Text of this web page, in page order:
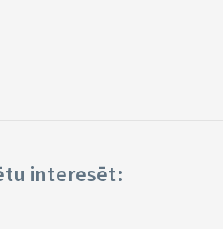
interesēt: